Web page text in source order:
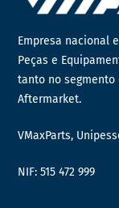
Empresa nacional
Peças e
tanto no segmento
Aftermarket.
VMaxParts,
NIF: 515 472 999